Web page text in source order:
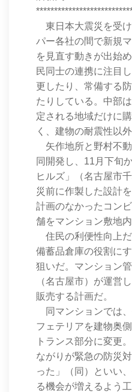
東日本大震災を受
パー各社の間で新規
を見直す動きが出始
民同士の連携に注目
更したり、常備する
たりしている。中部
定される地域だけに
く、建物の耐震性以
矢作地所と野村不
同開発し、11月下旬
ヒルズ」（名古屋市
災前に作製した設計
計画のなかったコン
舗をマンション敷地内
住民の利便性向上
備蓄品倉庫の役割に
狙いだ。マンション
（名古屋市）が運営
販売する計画だ。
同マンションでは
フェテリアを建物奥
トランス部分に変更
ながりが緊急の防災
った」（同）といい
る機会が増えるよう工